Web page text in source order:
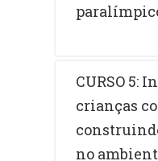
CURSO 5:
crianças
no